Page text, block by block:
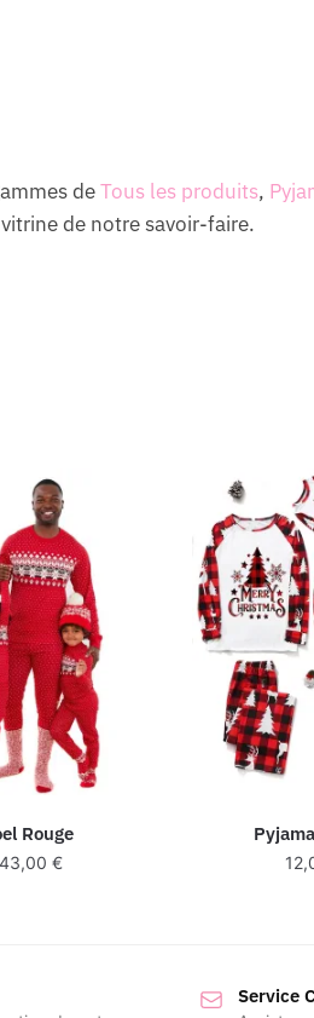
deTous les produits,
de notre savoir-faire.
Rouge
43,00€
Service